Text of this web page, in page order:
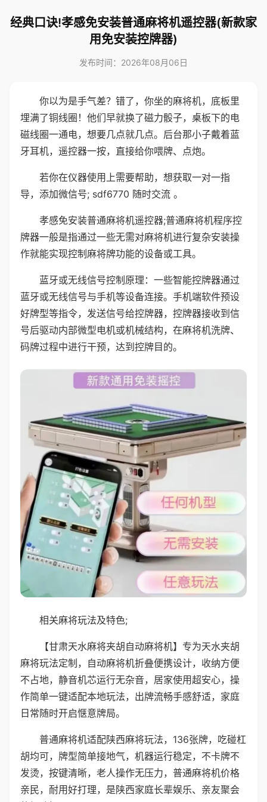
经典口诀!孝感免安装普通麻将机遥控器(新款家
用免安装控牌器)
发布时间：2026年08月06日
你以为是手气差？错了，你坐的麻将机，底板里
埋满了铜线圈！他们早就换了磁力骰子，桌板下的电
磁线圈一通电，想要几点就几点。后台那小子戴着蓝
牙耳机，遥控器一按，直接给你喂牌、点炮。
若你在仪器使用上需要帮助，想获取一对一指
导，添加微信号; sdf6770 随时交流 。
孝感免安装普通麻将机遥控器;普通麻将机程序控
牌器一般是指通过一些无需对麻将机进行复杂安装操
作就能实现控制麻将牌功能的设备或工具。
蓝牙或无线信号控制原理：一些智能控牌器通过
蓝牙或无线信号与手机等设备连接。手机端软件预设
好牌型等指令，发送信号给控牌器，控牌器接收到信
号后驱动内部微型电机或机械结构，在麻将机洗牌、
码牌过程中进行干预，达到控牌目的。
相关麻将玩法及特色;
【甘肃天水麻将夹胡自动麻将机】专为天水夹胡
麻将玩法定制，自动麻将机折叠便携设计，收纳方便
不占地，静音机芯运行无杂音，居家使用超安心，操
作简单一键适配本地玩法，出牌流畅手感舒适，家庭
日常随时开启惬意牌局。
普通麻将机适配陕西麻将玩法，136张牌，吃碰杠
胡均可，牌型简单接地气，机器运行稳定，不卡牌不
发烫，按键清晰，老人操作无压力，普通麻将机价格
亲民，耐用好打理，是陕西家庭长辈娱乐、亲友聚会